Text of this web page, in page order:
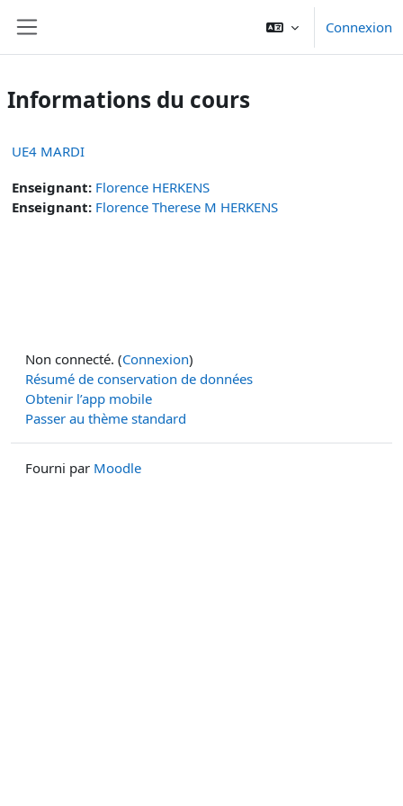
Connexion
Informations du cours
UE4 MARDI
Enseignant: Florence HERKENS
Enseignant: Florence Therese M HERKENS
Non connecté. (Connexion)
Résumé de conservation de données
Obtenir l’app mobile
Passer au thème standard
Fourni par Moodle